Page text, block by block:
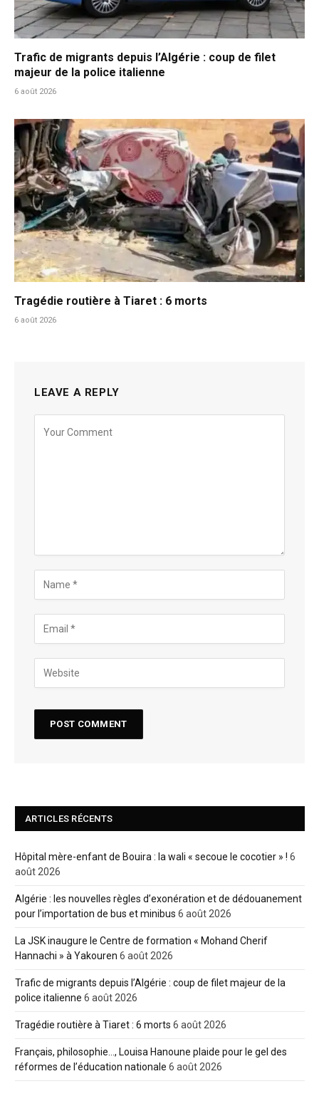
Trafic de migrants depuis l’Algérie : coup de filet
majeur de la police italienne
6 août 2026
Tragédie routière à Tiaret : 6 morts
6 août 2026
LEAVE A REPLY
ARTICLES RÉCENTS
Hôpital mère-enfant de Bouira : la wali « secoue le cocotier » ! 6
août 2026
Algérie : les nouvelles règles d’exonération et de dédouanement
pour l’importation de bus et minibus 6 août 2026
La JSK inaugure le Centre de formation « Mohand Cherif
Hannachi » à Yakouren 6 août 2026
Trafic de migrants depuis l’Algérie : coup de filet majeur de la
police italienne 6 août 2026
Tragédie routière à Tiaret : 6 morts 6 août 2026
Français, philosophie…, Louisa Hanoune plaide pour le gel des
réformes de l’éducation nationale 6 août 2026